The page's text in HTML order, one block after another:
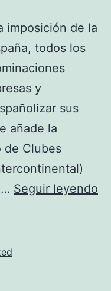
imposición de la
todos los
y
sus
añade la
de Clubes
Seguir leyendo